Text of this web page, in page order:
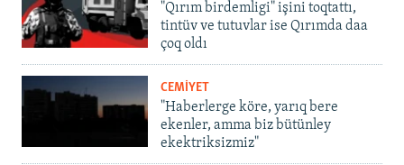
"Qırım birdemligi" işini toqtattı,
tintüv ve tutuvlar ise Qırımda daa
çoq oldı
CEMİYET
"Haberlerge köre, yarıq bere
ekenler, amma biz bütünley
ekektriksizmiz"